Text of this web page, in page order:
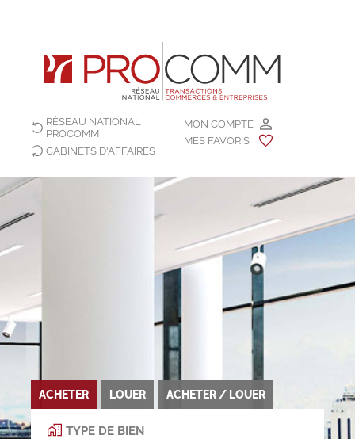
MON COMPTE
MES FAVORIS
RÉSEAU NATIONAL
PROCOMM
CABINETS D'AFFAIRES
ACHETER LOUER ACHETER / LOUER
TYPE DE BIEN